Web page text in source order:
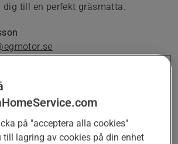
dig till en perfekt gräsmatta.
ELLER HÄLSOKONTROLL
på "acceptera alla cookies"
till lagring av cookies på din enhet